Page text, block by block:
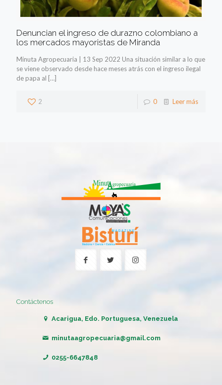
Denuncian el ingreso de durazno colombiano a
los mercados mayoristas de Miranda
Minuta Agropecuaria | 13 Sep 2022 Una situación similar a lo que
se viene observado desde hace meses atrás con el ingreso ilegal
de papa al […]
2 0 Leer más
Contáctenos
Acarigua, Edo. Portuguesa, Venezuela
minutaagropecuaria@gmail.com
0255-6647848